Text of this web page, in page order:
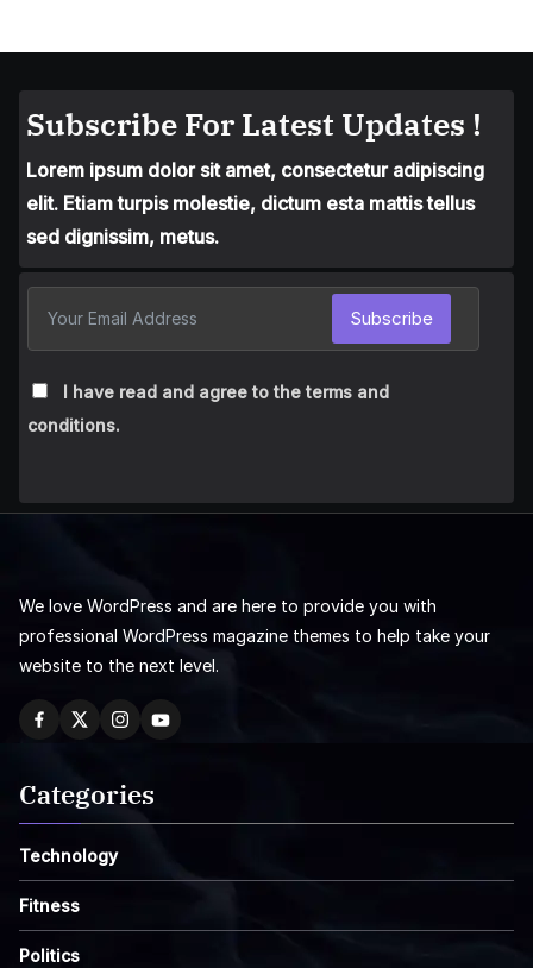
Subscribe For Latest Updates !
Lorem ipsum dolor sit amet, consectetur adipiscing
elit. Etiam turpis molestie, dictum esta mattis tellus
sed dignissim, metus.
I have read and agree to the terms and
conditions.
Subscribe
We love WordPress and are here to provide you with
professional WordPress magazine themes to help take your
website to the next level.
Categories
Technology
Fitness
Politics